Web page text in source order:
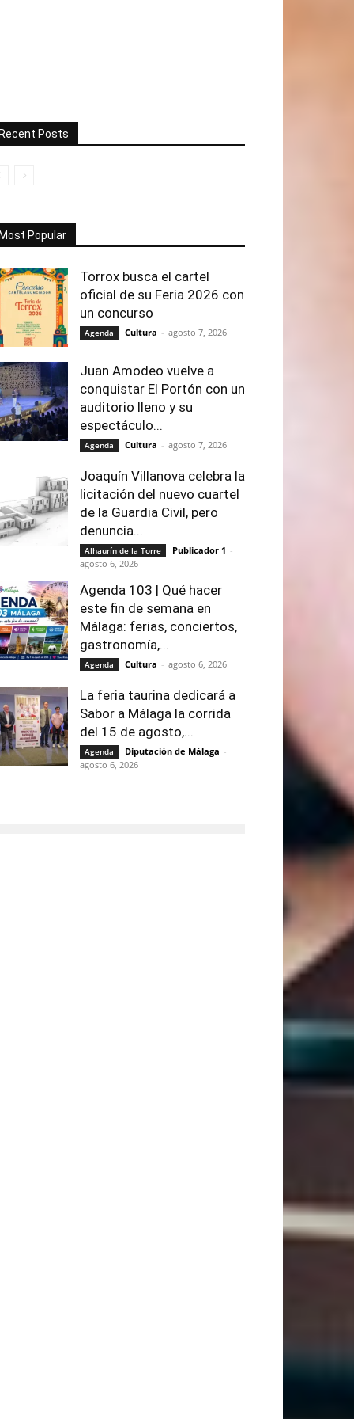
Posts
Popular
Torrox busca el cartel
oficial de su Feria 2026 con
un concurso
Agenda Cultura - agosto 7, 2026
Juan Amodeo vuelve a
conquistar El Portón con un
auditorio lleno y su
espectáculo...
Agenda Cultura - agosto 7, 2026
Joaquín Villanova celebra la
licitación del nuevo cuartel
de la Guardia Civil, pero
denuncia...
Alhaurín de la Torre Publicador 1 -
agosto 6, 2026
Agenda 103 | Qué hacer
este fin de semana en
Málaga: ferias, conciertos,
gastronomía,...
Agenda Cultura - agosto 6, 2026
La feria taurina dedicará a
Sabor a Málaga la corrida
del 15 de agosto,...
Agenda Diputación de Málaga -
agosto 6, 2026